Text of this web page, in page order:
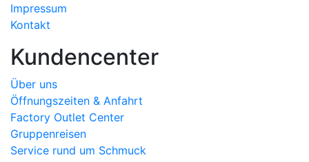
Impressum
Kontakt
Kundencenter
Über uns
Öffnungszeiten & Anfahrt
Factory Outlet Center
Gruppenreisen
Service rund um Schmuck